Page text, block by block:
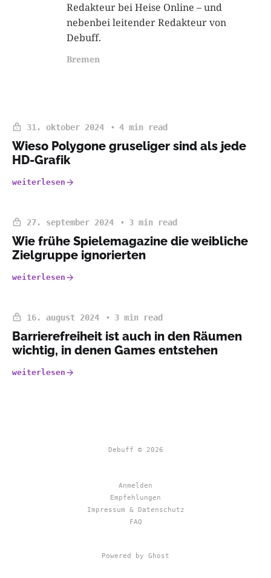
Redakteur bei Heise Online – und
nebenbei leitender Redakteur von
Debuff.
Bremen
31. oktober 2024 4 min read
Wieso Polygone gruseliger sind als jede
HD-Grafik
weiterlesen
27. september 2024 3 min read
Wie frühe Spielemagazine die weibliche
Zielgruppe ignorierten
weiterlesen
16. august 2024 3 min read
Barrierefreiheit ist auch in den Räumen
wichtig, in denen Games entstehen
weiterlesen
Debuff © 2026
Anmelden
Empfehlungen
Impressum & Datenschutz
FAQ
Powered by Ghost